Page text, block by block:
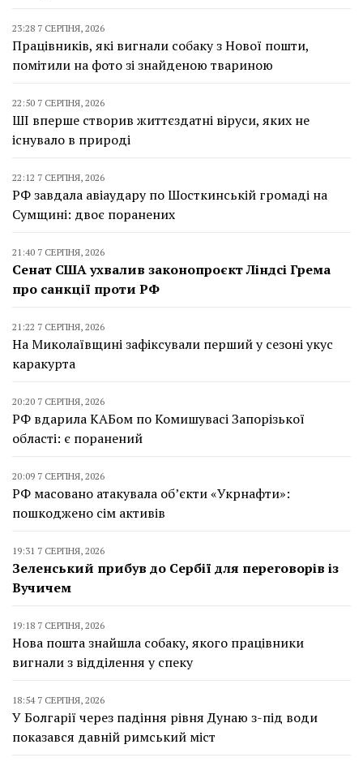
23:28 7 СЕРПНЯ, 2026
Працівників, які вигнали собаку з Нової пошти,
помітили на фото зі знайденою твариною
22:50 7 СЕРПНЯ, 2026
ШІ вперше створив життєздатні віруси, яких не
існувало в природі
22:12 7 СЕРПНЯ, 2026
РФ завдала авіаудару по Шосткинській громаді на
Сумщині: двоє поранених
21:40 7 СЕРПНЯ, 2026
Сенат США ухвалив законопроєкт Ліндсі Грема
про санкції проти РФ
21:22 7 СЕРПНЯ, 2026
На Миколаївщині зафіксували перший у сезоні укус
каракурта
20:20 7 СЕРПНЯ, 2026
РФ вдарила КАБом по Комишувасі Запорізької
області: є поранений
20:09 7 СЕРПНЯ, 2026
РФ масовано атакувала об’єкти «Укрнафти»:
пошкоджено сім активів
19:31 7 СЕРПНЯ, 2026
Зеленський прибув до Сербії для переговорів із
Вучичем
19:18 7 СЕРПНЯ, 2026
Нова пошта знайшла собаку, якого працівники
вигнали з відділення у спеку
18:54 7 СЕРПНЯ, 2026
У Болгарії через падіння рівня Дунаю з-під води
показався давній римський міст